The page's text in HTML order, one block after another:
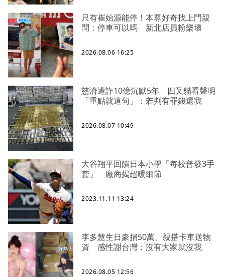
只有崔始源能停！本尊好奇找上門親
問：停車可以嗎 新北店員粉樂壞
2026.08.06 16:25
慈濟遭詐10億沉默5年 四叉貓看聲明
「重點就這句」：若判有罪錢還我
2026.08.07 10:49
大谷翔平回饋日本小學「每校普發3手
套」 廠商揭超暖細節
2023.11.11 13:24
李多慧生日豪捐50萬、親搭卡車送物
資 感性謝台灣：沒有大家就沒我
2026.08.05 12:56